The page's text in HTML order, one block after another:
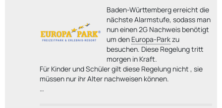
Baden-Württemberg erreicht die
nächste Alarmstufe, sodass man
nun einen 2G Nachweis benötigt
um den Europa-Parkzu
besuchen. Diese Regelung tritt
morgen in Kraft.
Für Kinder und Schüler gilt diese Regelung nicht , sie
müssen nur ihr Alter nachweisen können.
…